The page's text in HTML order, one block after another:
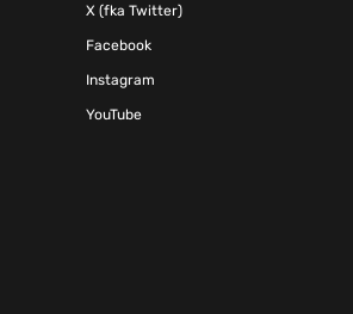
X (fka Twitter)
Facebook
Instagram
YouTube